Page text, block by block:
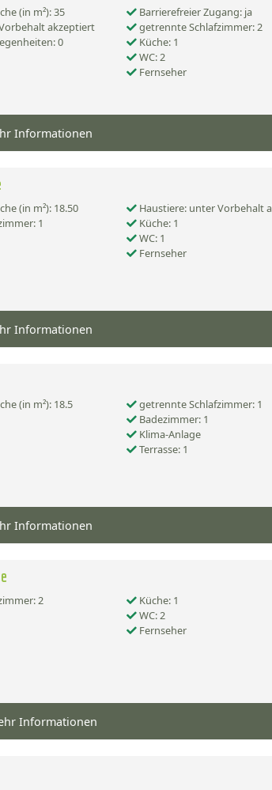
(in m²): 35
Barrierefreier Zugang: ja
akzeptiert
getrennte Schlafzimmer: 2
0
Küche: 1
WC: 2
Fernseher
Informationen
(in m²): 18.50
Haustiere: unter Vorbehalt
1
Küche: 1
WC: 1
Fernseher
Informationen
(in m²): 18.5
getrennte Schlafzimmer: 1
Badezimmer: 1
Klima-Anlage
Terrasse: 1
Informationen
2
Küche: 1
WC: 2
Fernseher
Informationen